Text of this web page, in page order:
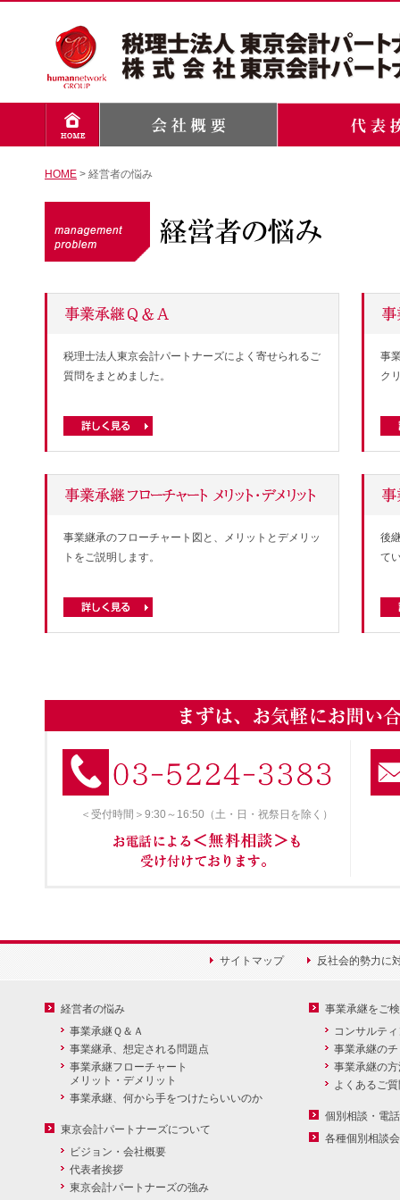
HOME > 経営者の悩み
税理士法人東京会計パートナーズによく寄せられるご
質問をまとめました。
事
ク
事業継承のフローチャート図と、メリットとデメリッ
トをご説明します。
後
て
＜受付時間＞9:30～16:50（土・日・祝祭日を除く）
サイトマップ 反社会的勢力に
経営者の悩み
事業承継Ｑ＆Ａ
事業継承、想定される問題点
事業承継フローチャート
メリット・デメリット
事業承継、何から手をつけたらいいのか
東京会計パートナーズについて
ビジョン・会社概要
代表者挨拶
東京会計パートナーズの強み
事業承継をご
コンサルテ
事業承継の
事業承継の
よくあるご
個別相談・電
各種個別相談